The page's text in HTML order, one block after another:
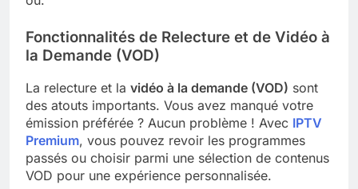
Fonctionnalités de Relecture et de Vidéo à
la Demande (VOD)
La relecture et la vidéo à la demande (VOD) sont
des atouts importants. Vous avez manqué votre
émission préférée ? Aucun problème ! Avec IPTV
Premium, vous pouvez revoir les programmes
passés ou choisir parmi une sélection de contenus
VOD pour une expérience personnalisée.